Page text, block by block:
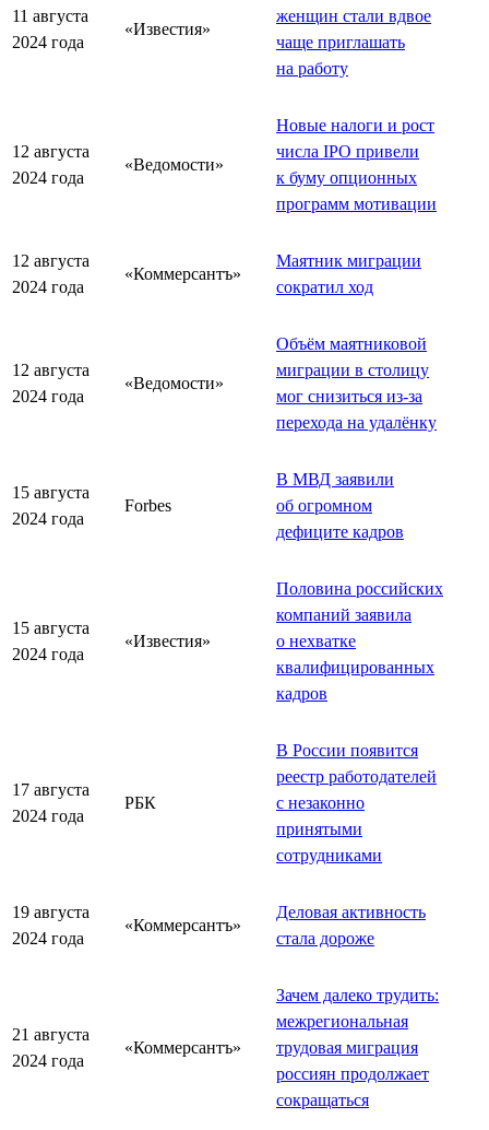
11 августа
2024 года
«Известия»
женщин стали вдвое
чаще приглашать
на работу
12 августа
2024 года
«Ведомости»
Новые налоги и рост
числа IPO привели
к буму опционных
программ мотивации
12 августа
2024 года
«Коммерсантъ»
Маятник миграции
сократил ход
12 августа
2024 года
«Ведомости»
Объём маятниковой
миграции в столицу
мог снизиться из-за
перехода на удалёнку
15 августа
2024 года
Forbes
В МВД заявили
об огромном
дефиците кадров
15 августа
2024 года
«Известия»
Половина российских
компаний заявила
о нехватке
квалифицированных
кадров
17 августа
2024 года
РБК
В России появится
реестр работодателей
с незаконно
принятыми
сотрудниками
19 августа
2024 года
«Коммерсантъ»
Деловая активность
стала дороже
21 августа
2024 года
«Коммерсантъ»
Зачем далеко трудить:
межрегиональная
трудовая миграция
россиян продолжает
сокращаться